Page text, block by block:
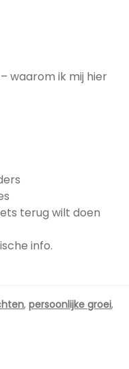
– waarom ik mij hier
terug wilt doen
info.
, persoonlijke groei,